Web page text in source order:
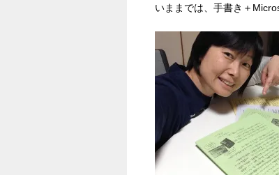
いままでは、手書き＋